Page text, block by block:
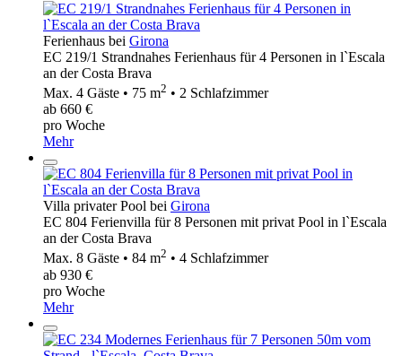
Ferienhaus bei Girona
EC 219/1 Strandnahes Ferienhaus für 4 Personen in l`Escala
an der Costa Brava
Max. 4 Gäste • 75 m2 • 2 Schlafzimmer
ab 660 €
pro Woche
Mehr
Villa privater Pool bei Girona
EC 804 Ferienvilla für 8 Personen mit privat Pool in l`Escala
an der Costa Brava
Max. 8 Gäste • 84 m2 • 4 Schlafzimmer
ab 930 €
pro Woche
Mehr